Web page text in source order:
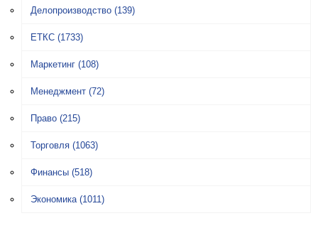
Делопроизводство (139)
ЕТКС (1733)
Маркетинг (108)
Менеджмент (72)
Право (215)
Торговля (1063)
Финансы (518)
Экономика (1011)